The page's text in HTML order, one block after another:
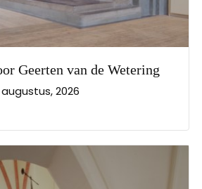
Geerten van de Wetering
2026